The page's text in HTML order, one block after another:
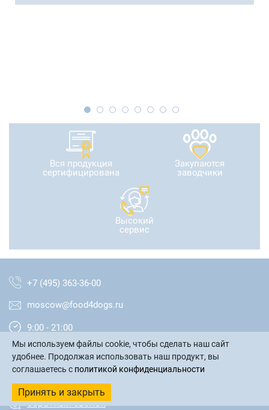
Вся продукция
сертифицирована
Закупаются
заводчики
Высокий
сервис
+7 (495) 363-36-00
moscow@food4dogs.ru
9:00 - 21:00
Москва и МО
обратный звонок
Мы используем файлы cookie, чтобы сделать наш сайт
удобнее. Продолжая использовать наш продукт, вы
соглашаетесь с политикой конфиденциальности
Принять и закрыть